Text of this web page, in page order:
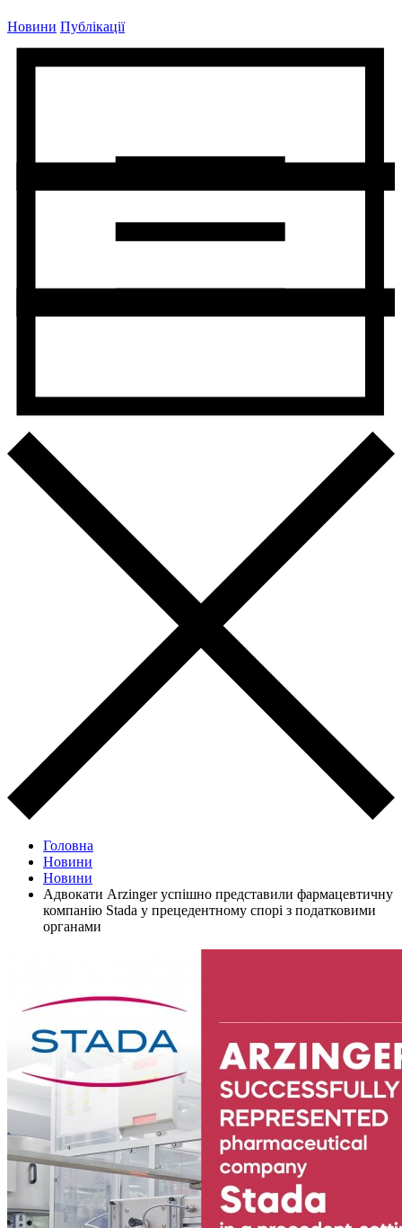
Новини Публікації
Головна
Новини
Новини
Адвокати Arzinger успішно представили фармацевтичну
компанію Stada у прецедентному спорі з податковими
органами